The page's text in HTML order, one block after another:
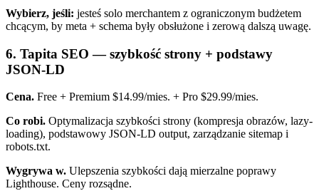
Wybierz, jeśli: jesteś solo merchantem z ograniczonym budżetem
chcącym, by meta + schema były obsłużone i zerową dalszą uwagę.
6. Tapita SEO — szybkość strony + podstawy
JSON-LD
Cena. Free + Premium $14.99/mies. + Pro $29.99/mies.
Co robi. Optymalizacja szybkości strony (kompresja obrazów, lazy-
loading), podstawowy JSON-LD output, zarządzanie sitemap i
robots.txt.
Wygrywa w. Ulepszenia szybkości dają mierzalne poprawy
Lighthouse. Ceny rozsądne.